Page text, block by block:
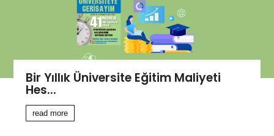
Bir Yıllık Üniversite Eğitim Maliyeti
Hes...
read more